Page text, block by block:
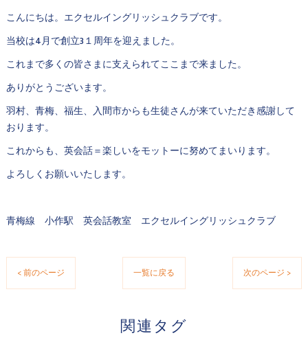
こんにちは。エクセルイングリッシュクラブです。
当校は4月で創立3１周年を迎えました。
これまで多くの皆さまに支えられてここまで来ました。
ありがとうございます。
羽村、青梅、福生、入間市からも生徒さんが来ていただき感謝して
おります。
これからも、英会話＝楽しいをモットーに努めてまいります。
よろしくお願いいたします。
青梅線 小作駅 英会話教室 エクセルイングリッシュクラブ
< 前のページ 一覧に戻る 次のページ >
関連タグ